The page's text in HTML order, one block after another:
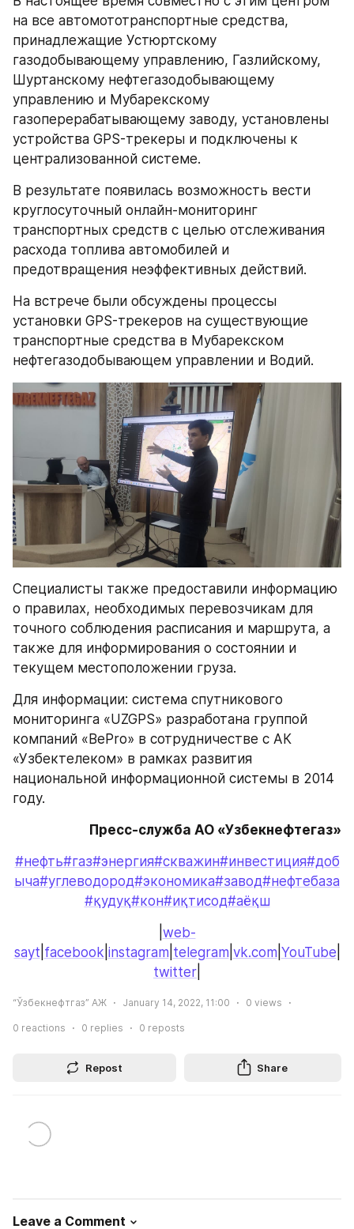
на все автомототранспортные средства,
принадлежащие Устюртскому
газодобывающему управлению, Газлийскому,
Шуртанскому нефтегазодобывающему
управлению и Мубарекскому
газоперерабатывающему заводу, установлены
устройства GPS-трекеры и подключены к
централизованной системе.
В результате появилась возможность вести
круглосуточный онлайн-мониторинг
транспортных средств с целью отслеживания
расхода топлива автомобилей и
предотвращения неэффективных действий.
На встрече были обсуждены процессы
установки GPS-трекеров на существующие
транспортные средства в Мубарекском
нефтегазодобывающем управлении и Водий.
Специалисты также предоставили информацию
о правилах, необходимых перевозчикам для
точного соблюдения расписания и маршрута, а
также для информирования о состоянии и
текущем местоположении груза.
Для информации: система спутникового
мониторинга «UZGPS» разработана группой
компаний «BePro» в сотрудничестве с АК
«Узбектелеком» в рамках развития
национальной информационной системы в 2014
году.
Пресс-служба АО «Узбекнефтегаз»
#нефть#газ#энергия#скважин#инвестиция#доб
ыча#углеводород#экономика#завод#нефтебаза
#қудуқ#кон#иқтисод#аёқш
web-
sayt facebook instagram telegram vk.com YouTube
twitter
“Ўзбекнефтгаз” АЖ January 14, 2022, 11:00 0 views
0 reactions 0 replies 0 reposts
Repost Share
Leave a Comment